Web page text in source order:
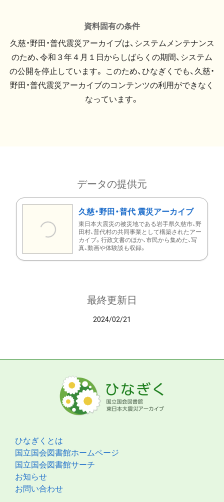
資料固有の条件
久慈・野田・普代震災アーカイブは、システムメンテナンス
のため、令和３年４月１日からしばらくの期間、システム
の公開を停止しています。 このため、ひなぎくでも、久慈・
野田・普代震災アーカイブのコンテンツの利用ができなく
なっています。
データの提供元
久慈・野田・普代 震災アーカイブ
東日本大震災の被災地である岩手県久慈市、野
田村、普代村の共同事業として構築されたアー
カイブ。行政文書のほか、市民から集めた、写
真、動画や体験談も収録。
最終更新日
2024/02/21
ひなぎくとは
国立国会図書館ホームページ
国立国会図書館サーチ
お知らせ
お問い合わせ